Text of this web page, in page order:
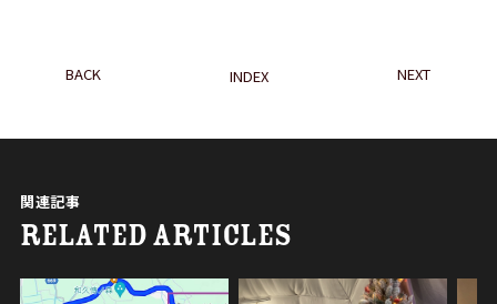
BACK INDEX NEXT
関連記事
RELATED ARTICLES